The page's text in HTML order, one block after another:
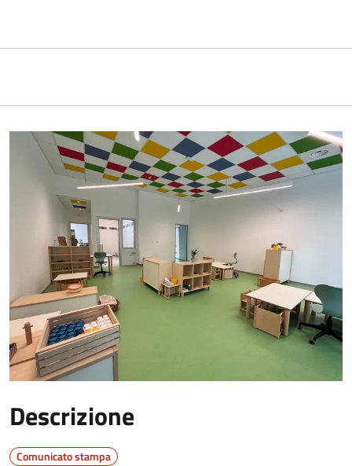
Descrizione
Comunicato stampa